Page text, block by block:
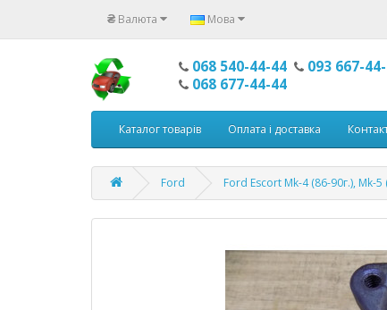
₴ Валюта Мова
068 540-44-44
093 667-
068 677-44-44
Каталог товарів Оплата і доставка
Ford Ford Escort Mk-4 (86-90г.), Mk-5